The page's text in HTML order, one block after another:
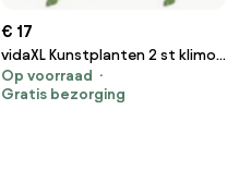
€ 17
vidaXL Kunstplanten 2 st klimop
90 cm groen
Op voorraad
Gratis bezorging